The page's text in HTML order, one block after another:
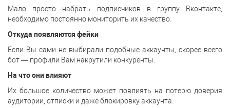
Мало просто набрать подписчиков в группу Вконтакте,
необходимо постоянно мониторить их качество.
Откуда появляются фейки
Если Вы сами не выбирали подобные аккаунты, скорее всего
бот — профили Вам накрутили конкуренты.
На что они влияют
Их большое количество может повлиять на потерю доверия
аудитории, отписки и даже блокировку аккаунта.